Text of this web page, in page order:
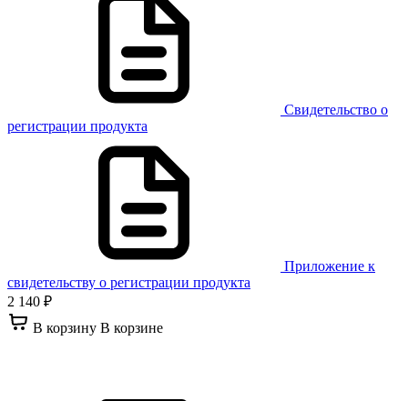
Свидетельство о
регистрации продукта
Приложение к
свидетельству о регистрации продукта
2 140 ₽
В корзину В корзине